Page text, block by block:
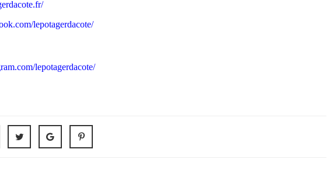
lepotagerdacote/
lepotagerdacote/